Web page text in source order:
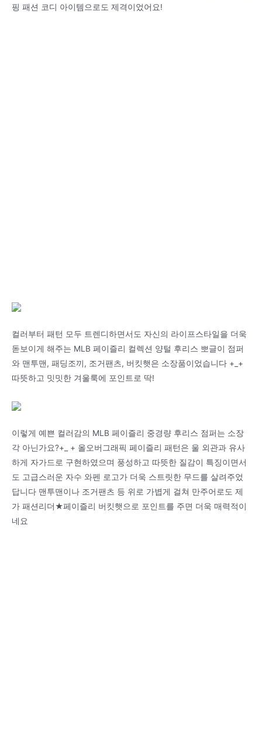
핑 패션 코디 아이템으로도 제격이었어요!
컬러부터 패턴 모두 트렌디하면서도 자신의 라이프스타일을 더욱
돋보이게 해주는 MLB 페이즐리 컬렉션 양털 후리스 뽀글이 점퍼
와 맨투맨, 패딩조끼, 조거팬츠, 버킷햇은 소장품이었습니다 +_+
따뜻하고 밋밋한 겨울룩에 포인트로 딱!
이렇게 예쁜 컬러감의 MLB 페이즐리 중경량 후리스 점퍼는 소장
각 아닌가요?+_ + 올오버그래픽 페이즐리 패턴은 울 외관과 유사
하게 자가드로 구현하였으며 풍성하고 따뜻한 질감이 특징이면서
도 고급스러운 자수 와펜 로고가 더욱 스트릿한 무드를 살려주었
답니다 맨투맨이나 조거팬츠 등 위로 가볍게 걸쳐 만주어로도 제
가 패션리더★페이즐리 버킷햇으로 포인트를 주면 더욱 매력적이
네요